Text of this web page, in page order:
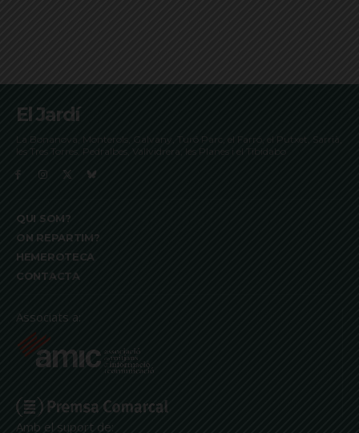
El Jardí
La Bonanova, Monterols, Galvany, Turó Parc, el Farró, el Putxet, Sarrià,
les Tres Torres, Pedralbes, Vallvidrera, les Planes i el Tibidabo
QUI SOM?
ON REPARTIM?
HEMEROTECA
CONTACTA
Associats a:
Amb el suport de: